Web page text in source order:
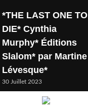
*THE LAST ONE TO
DIE* Cynthia
Murphy* Éditions
Slalom* par Martine
Lévesque*
30 Juillet 2023